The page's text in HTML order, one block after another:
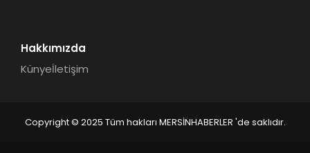
Hakkımızda
Künyeİletişim
Copyright © 2025 Tüm hakları MERSİNHABERLER 'de saklıdır.